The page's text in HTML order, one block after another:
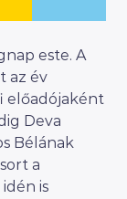
este. A
az év
előadójaként
Deva
Bélának
a
is